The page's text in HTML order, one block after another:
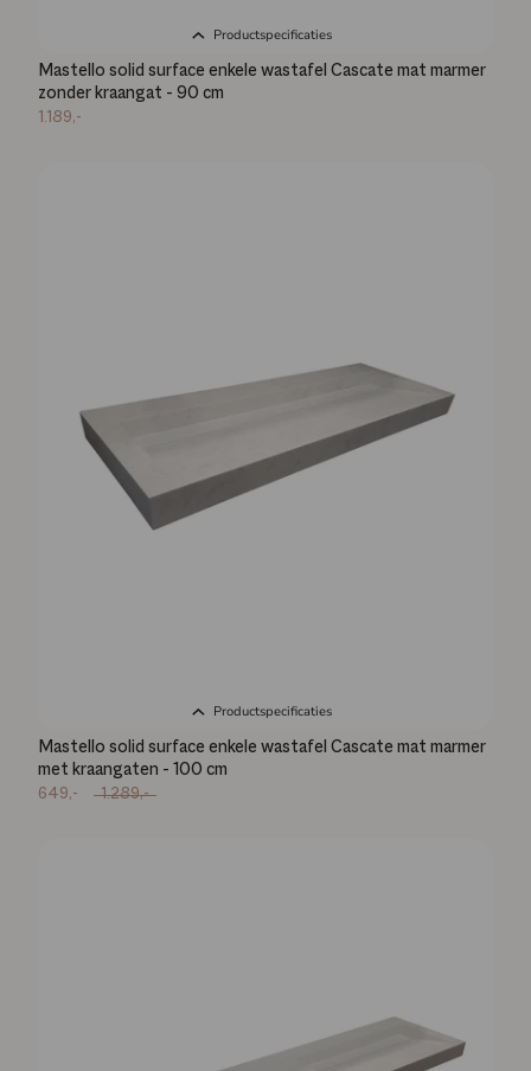
Productspecificaties
Mastello solid surface enkele wastafel Cascate mat marmer
zonder kraangat - 90 cm
1.189,-
Productspecificaties
Mastello solid surface enkele wastafel Cascate mat marmer
met kraangaten - 100 cm
649,- 1.289,-